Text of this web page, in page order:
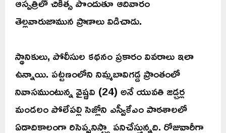
తెల్లవారుజామున ప్రాణాలు విడిచాడు.
స్థానికులు, పోలీసుల కథనం ప్రకారం వివరాలు ఇలా
ఉన్నాయి. పట్టణంలోని నిమ్మబావిగడ్డ ప్రాంతంలో
నివాసముంటున్న వైష్ణవి (24) అనే యువతి జడ్చర్ల
మండలం పోలేపల్లి సెజ్లోని ఎస్వీకేఎం పాఠశాలలో
ఏడాదికాలంగా రిసెప్షనిస్ట్గా పనిచేస్తున్నది. రోజువారీగా